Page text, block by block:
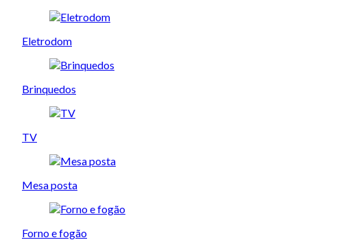
Eletrodom
Brinquedos
TV
Mesa posta
Forno e fogão